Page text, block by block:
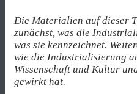
Die Materialien auf dieser
zunächst, was die
was sie kennzeichnet.
wie die Industrialisierung
Wissenschaft und Kultur
gewirkt hat.